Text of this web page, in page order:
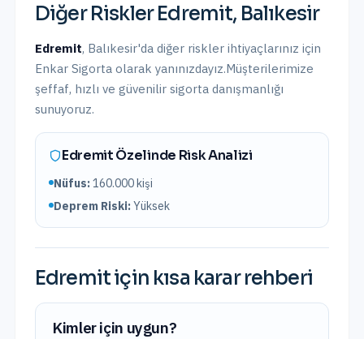
Diğer RisklerEdremit, Balıkesir
Edremit, Balıkesir'da diğer riskler ihtiyaçlarınız için
Enkar Sigorta olarak yanınızdayız.Müşterilerimize
şeffaf, hızlı ve güvenilir sigorta danışmanlığı
sunuyoruz.
EdremitÖzelinde Risk Analizi
Nüfus:160.000kişi
Deprem Riski:Yüksek
Edremitiçin kısa karar rehberi
Kimler için uygun?